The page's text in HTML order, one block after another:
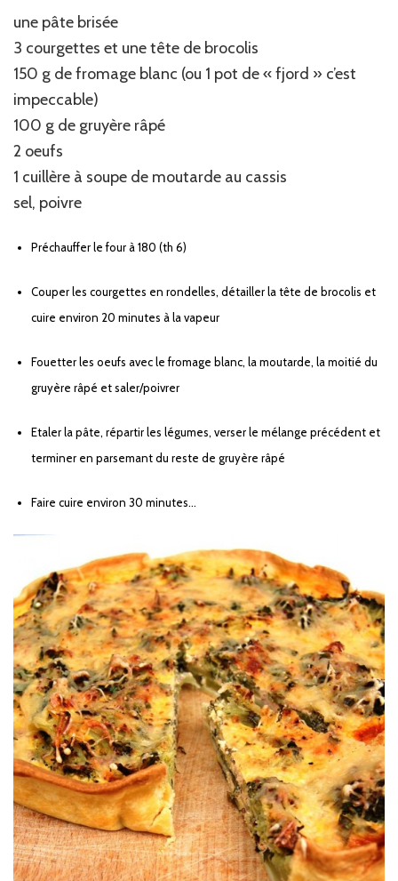
une pâte brisée
3 courgettes et une tête de brocolis
150 g de fromage blanc (ou 1 pot de « fjord » c’est
impeccable)
100 g de gruyère râpé
2 oeufs
1 cuillère à soupe de moutarde au cassis
sel, poivre
Préchauffer le four à 180 (th 6)
Couper les courgettes en rondelles, détailler la tête de brocolis et
cuire environ 20 minutes à la vapeur
Fouetter les oeufs avec le fromage blanc, la moutarde, la moitié du
gruyère râpé et saler/poivrer
Etaler la pâte, répartir les légumes, verser le mélange précédent et
terminer en parsemant du reste de gruyère râpé
Faire cuire environ 30 minutes…